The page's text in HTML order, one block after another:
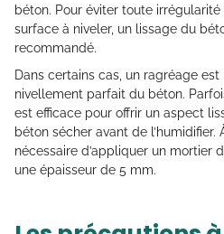
béton. Pour éviter toute
surface à niveler, un lissage du
recommandé.
Dans certains cas, un ragréage
nivellement parfait du béton.
est efficace pour offrir un aspect
béton sécher avant de l’humidifier.
nécessaire d’appliquer un mortier
une épaisseur de 5 mm.